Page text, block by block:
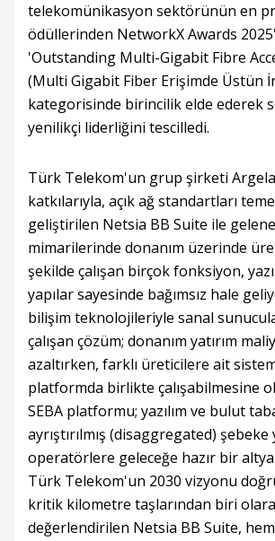
telekomünikasyon sektörünün en
ödüllerinden NetworkX Awards
'Outstanding Multi-Gigabit Fibre
(Multi Gigabit Fiber Erişimde Üstün
kategorisinde birincilik elde ederek
yenilikçi liderliğini tescilledi.
Türk Telekom'un grup şirketi
katkılarıyla, açık ağ standartları
geliştirilen Netsia BB Suite ile
mimarilerinde donanım üzerinde
şekilde çalışan birçok fonksiyon,
yapılar sayesinde bağımsız hale
bilişim teknolojileriyle sanal
çalışan çözüm; donanım yatırım
azaltırken, farklı üreticilere ait
platformda birlikte çalışabilmesine
SEBA platformu; yazılım ve bulut
ayrıştırılmış (disaggregated) şebeke
operatörlere geleceğe hazır bir
Türk Telekom'un 2030 vizyonu
kritik kilometre taşlarından biri
değerlendirilen Netsia BB Suite,